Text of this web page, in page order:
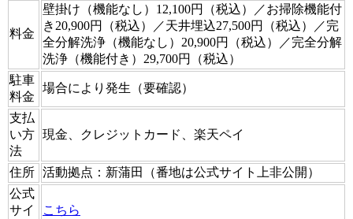
料金
壁掛け（機能なし）12,100円（税込）／お掃除機能付
き20,900円（税込）／天井埋込27,500円（税込）／完
全分解洗浄（機能なし）20,900円（税込）／完全分解
洗浄（機能付き）29,700円（税込）
駐車
料金
場合により発生（要確認）
支払
い方
法
現金、クレジットカード、楽天ペイ
住所 活動拠点：新蒲田（番地は公式サイト上非公開）
公式
サイ
こちら